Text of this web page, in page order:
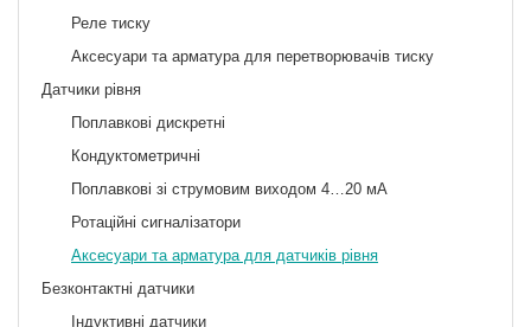
Реле тиску
Аксесуари та арматура для перетворювачів тиску
Датчики рівня
Поплавкові дискретні
Кондуктометричні
Поплавкові зі струмовим виходом 4…20 мА
Ротаційні сигналізатори
Аксесуари та арматура для датчиків рівня
Безконтактні датчики
Індуктивні датчики